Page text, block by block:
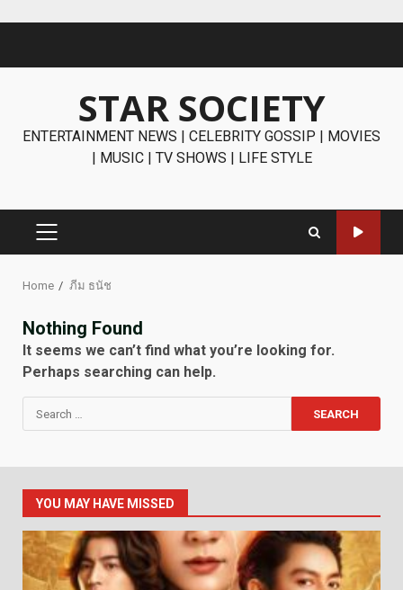
STAR SOCIETY
ENTERTAINMENT NEWS | CELEBRITY GOSSIP | MOVIES
| MUSIC | TV SHOWS | LIFE STYLE
PRIMARY
Home ภีม ธนัช
Nothing Found
It seems we can’t find what you’re looking for.
Perhaps searching can help.
Search
for:
YOU MAY HAVE MISSED